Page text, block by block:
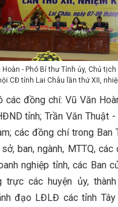
- Phó Bí thư Tỉnh ủy, Chủ
CĐ tỉnh Lai Châu lần thứ XII,
các đồng chí: Vũ Văn
tỉnh; Trần Văn Thuật
các đồng chí trong Ban
ban, ngành, MTTQ,
nghiệp tỉnh, các Ban
trực các huyện ủy,
đạo LĐLĐ các tỉnh